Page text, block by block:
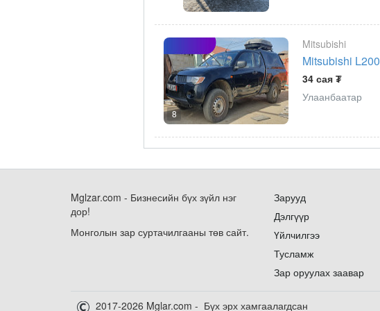
8
Mitsubishi
Mitsubishi L200
34 сая ₮
Улаанбаатар
Mglzar.com - Бизнесийн бүх зүйл нэг
дор!
Монголын зар суртачилгааны төв сайт.
Зарууд
Дэлгүүр
Үйлчилгээ
Тусламж
Зар оруулах заавар
2017-2026 Mglar.com - Бүх эрх хамгаалагдсан